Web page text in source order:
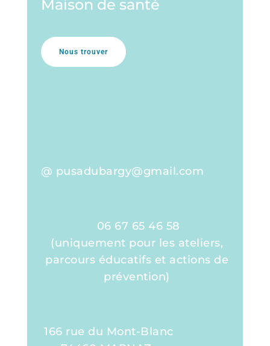
Maison de santé
Nous trouver
@ pusadubargy@gmail.com
06 67 65 46 58
(uniquement pour les ateliers,
parcours éducatifs et actions de
prévention)
166 rue du Mont-Blanc